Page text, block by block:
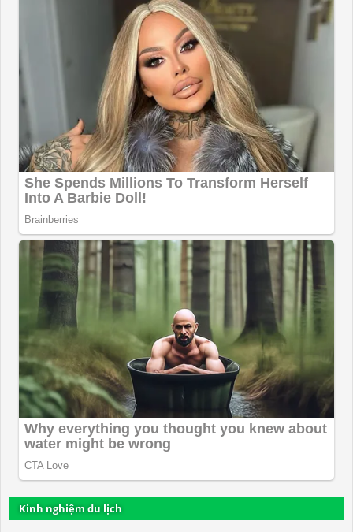
Kinh nghiệm du lịch